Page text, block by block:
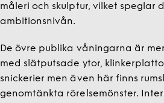
måleri och skulptur, vilket speglar
ambitionsnivån.
De övre publika våningarna är
med slätputsade ytor,
snickerier men även här finns
genomtänkta rörelsemönster.